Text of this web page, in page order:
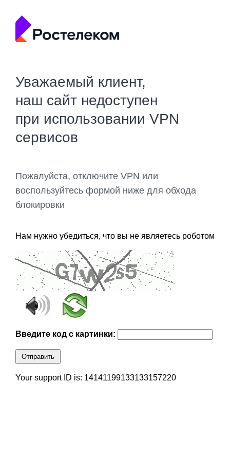
Уважаемый клиент,
наш сайт недоступен
при использовании VPN
сервисов
Пожалуйста, отключите VPN или
воспользуйтесь формой ниже для обхода
блокировки
Нам нужно убедиться, что вы не являетесь роботом
Введите код с картинки:
Отправить
Your support ID is: 14141199133133157220